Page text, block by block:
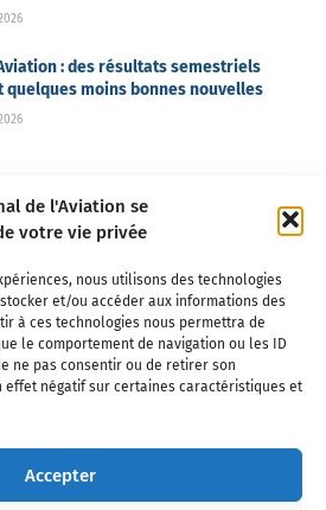
de l'Aviation se
votre vie privée
nous utilisons des technologies
et/ou accéder aux informations des
à ces technologies nous permettra de
le comportement de navigation ou les ID
ne pas consentir ou de retirer son
effet négatif sur certaines caractéristiques et
Accepter
: des résultats semestriels
quelques moins bonnes nouvelles
Nous contacter
Partenaires
Politique de confidentialité Cookies
commerciale, l'aviation d'affaires, les